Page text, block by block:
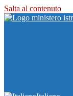
Salta al contenuto